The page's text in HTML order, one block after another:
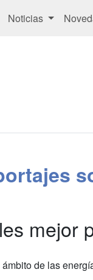
Noticias
mejor
de las